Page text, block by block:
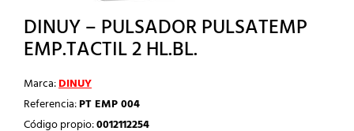
DINUY – PULSADOR PULSATEMP
EMP.TACTIL 2 HL.BL.
Marca:DINUY
Referencia:PT EMP 004
Código propio:0012112254